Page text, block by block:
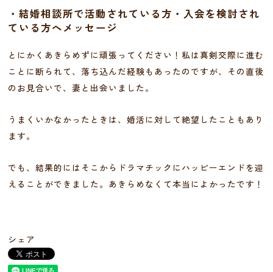
・結婚相談所で活動されている方・入会を検討され
ている方へメッセージ
とにかくあきらめずに頑張ってください！私は真剣交際に進む
ことに断られて、落ち込んだ経験もあったのですが、その直後
のお見合いで、妻と出会いました。
うまくいかなかったときは、婚活に対して絶望したこともあり
ます。
でも、結果的にはそこからドラマチックにハッピーエンドを迎
えることができました。あきらめなくて本当によかったです！
シェア